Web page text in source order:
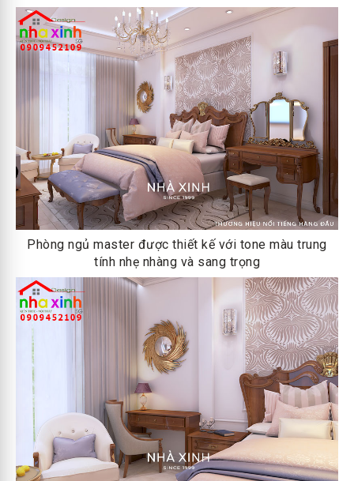
Phòng ngủ master được thiết kế với tone màu trung
tính nhẹ nhàng và sang trọng